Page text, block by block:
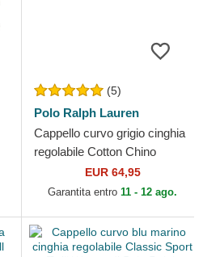
(5)
Polo Ralph Lauren
Cappello curvo grigio cinghia
regolabile Cotton Chino
Classic Sport di Polo Ralph
Lauren
EUR 64,95
Garantita entro 11 - 12 ago.